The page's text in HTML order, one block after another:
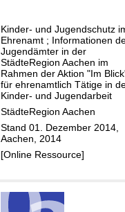
'
h
i
n
u
n
d
t
u
w
Kinder- und Jugendschutz
Ehrenamt ; Informationen
Jugendämter in der
StädteRegion Aachen im
Rahmen der Aktion "Im
für ehrenamtlich Tätige in
Kinder- und Jugendarbeit
StädteRegion Aachen
Stand 01. Dezember 2014,
Aachen, 2014
[Online Ressource]